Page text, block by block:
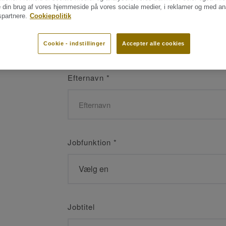
Navn *
Efternavn *
Jobfunktion *
Jobtitel
din brug af vores hjemmeside på vores sociale medier, i reklamer og med
Cookiepolitik
Accepter alle cookies
Cookie - indstillinger